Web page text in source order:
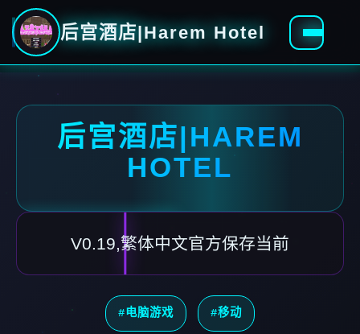
后宫酒店|Harem Hotel
后宫酒店|HAREM
HOTEL
V0.19,繁体中文官方保存当前
#电脑游戏 #移动